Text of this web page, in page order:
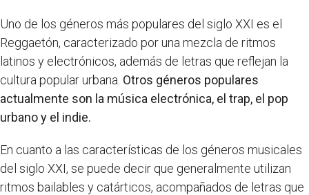
Uno de los géneros más populares del siglo XXI es el
Reggaetón, caracterizado por una mezcla de ritmos
latinos y electrónicos, además de letras que reflejan la
cultura popular urbana. Otros géneros populares
actualmente son la música electrónica, el trap, el pop
urbano y el indie.
En cuanto a las características de los géneros musicales
del siglo XXI, se puede decir que generalmente utilizan
ritmos bailables y catárticos, acompañados de letras que